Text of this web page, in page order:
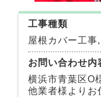
工事種類
屋根カバー工事
お問い合わせ内
横浜市青葉区O
他業者様よりお